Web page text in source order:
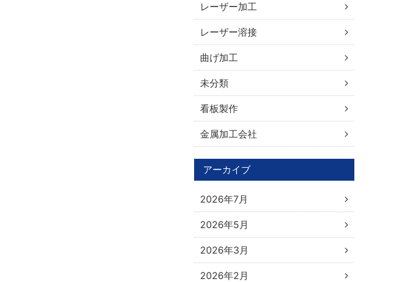
レーザー加工
レーザー溶接
曲げ加工
未分類
看板製作
金属加工会社
アーカイブ
2026年7月
2026年5月
2026年3月
2026年2月